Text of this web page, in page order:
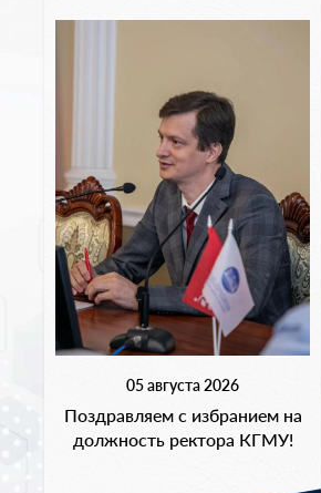
05 августа 2026
Поздравляем с избранием на
должность ректора КГМУ!